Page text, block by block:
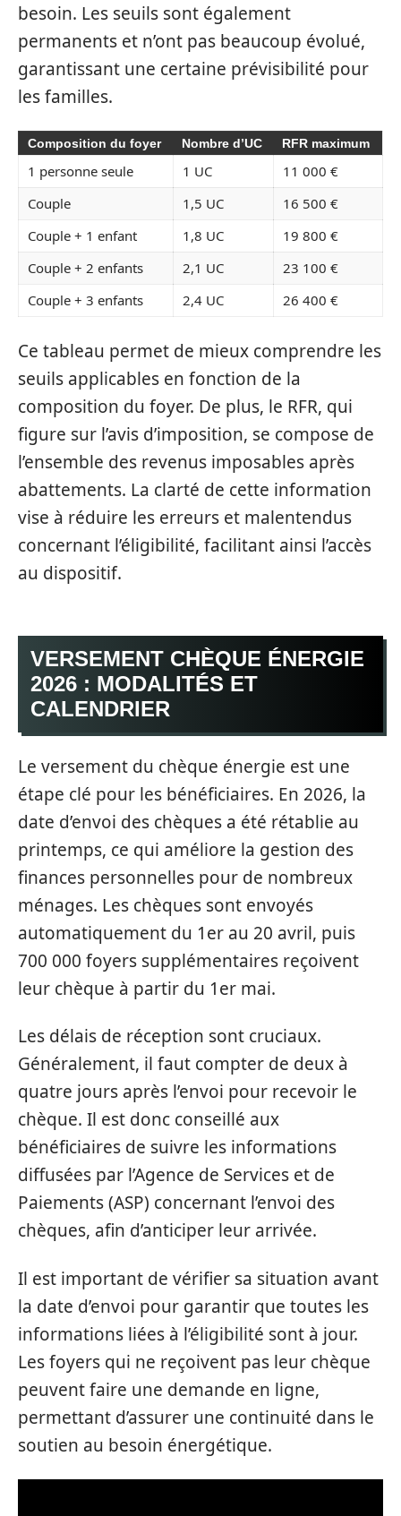
besoin. Les seuils sont également
permanents et n’ont pas beaucoup évolué,
garantissant une certaine prévisibilité pour
les familles.
Composition du foyer Nombre d’UC RFR maximum
1 personne seule 1 UC
11 000 €
Couple
1,5 UC
16 500 €
Couple + 1 enfant
1,8 UC
19 800 €
Couple + 2 enfants
2,1 UC
23 100 €
Couple + 3 enfants
2,4 UC 26 400 €
Ce tableau permet de mieux comprendre les
seuils applicables en fonction de la
composition du foyer. De plus, le RFR, qui
figure sur l’avis d’imposition, se compose de
l’ensemble des revenus imposables après
abattements. La clarté de cette information
vise à réduire les erreurs et malentendus
concernant l’éligibilité, facilitant ainsi l’accès
au dispositif.
VERSEMENT CHÈQUE ÉNERGIE
2026 : MODALITÉS ET
CALENDRIER
Le versement du chèque énergie est une
étape clé pour les bénéficiaires. En 2026, la
date d’envoi des chèques a été rétablie au
printemps, ce qui améliore la gestion des
finances personnelles pour de nombreux
ménages. Les chèques sont envoyés
automatiquement du 1er au 20 avril, puis
700 000 foyers supplémentaires reçoivent
leur chèque à partir du 1er mai.
Les délais de réception sont cruciaux.
Généralement, il faut compter de deux à
quatre jours après l’envoi pour recevoir le
chèque. Il est donc conseillé aux
bénéficiaires de suivre les informations
diffusées par l’Agence de Services et de
Paiements (ASP) concernant l’envoi des
chèques, afin d’anticiper leur arrivée.
Il est important de vérifier sa situation avant
la date d’envoi pour garantir que toutes les
informations liées à l’éligibilité sont à jour.
Les foyers qui ne reçoivent pas leur chèque
peuvent faire une demande en ligne,
permettant d’assurer une continuité dans le
soutien au besoin énergétique.